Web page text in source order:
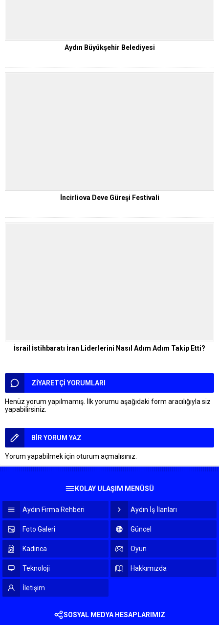
Aydın Büyükşehir Belediyesi
İncirliova Deve Güreşi Festivali
İsrail İstihbaratı İran Liderlerini Nasıl Adım Adım Takip Etti?
ZİYARETÇİ YORUMLARI
Henüz yorum yapılmamış. İlk yorumu aşağıdaki form aracılığıyla siz
yapabilirsiniz.
BİR YORUM YAZ
Yorum yapabilmek için oturum açmalısınız
KOLAY ULAŞIM MENÜSÜ
Aydın Firma Rehberi Aydın İş İlanları
Foto Galeri Güncel
Kadınca Oyun
Teknoloji Hakkımızda
İletişim
SOSYAL MEDYA HESAPLARIMIZ